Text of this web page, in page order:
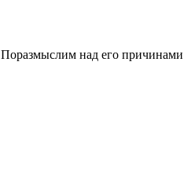
над его причинами